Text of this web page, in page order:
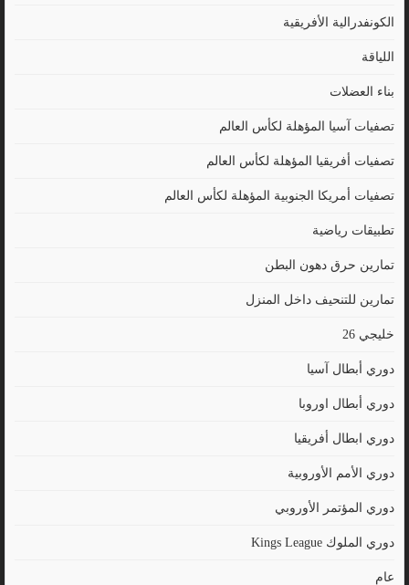
الكونفدرالية الأفريقية
اللياقة
بناء العضلات
تصفيات آسيا المؤهلة لكأس العالم
تصفيات أفريقيا المؤهلة لكأس العالم
تصفيات أمريكا الجنوبية المؤهلة لكأس العالم
تطبيقات رياضية
تمارين حرق دهون البطن
تمارين للتنحيف داخل المنزل
خليجي 26
دوري أبطال آسيا
دوري أبطال اوروبا
دوري ابطال أفريقيا
دوري الأمم الأوروبية
دوري المؤتمر الأوروبي
دوري الملوك Kings League
عام